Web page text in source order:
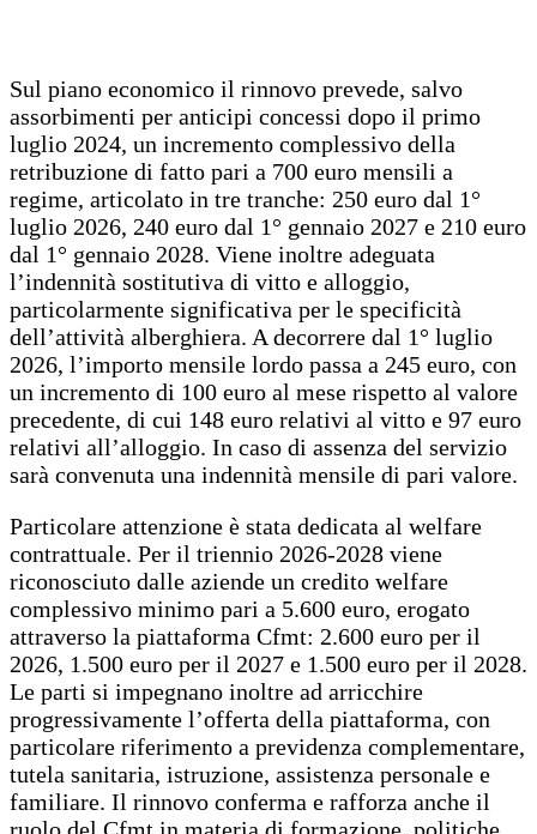
Sul piano economico il rinnovo prevede, salvo
assorbimenti per anticipi concessi dopo il primo
luglio 2024, un incremento complessivo della
retribuzione di fatto pari a 700 euro mensili a
regime, articolato in tre tranche: 250 euro dal 1°
luglio 2026, 240 euro dal 1° gennaio 2027 e 210 euro
dal 1° gennaio 2028. Viene inoltre adeguata
l’indennità sostitutiva di vitto e alloggio,
particolarmente significativa per le specificità
dell’attività alberghiera. A decorrere dal 1° luglio
2026, l’importo mensile lordo passa a 245 euro, con
un incremento di 100 euro al mese rispetto al valore
precedente, di cui 148 euro relativi al vitto e 97 euro
relativi all’alloggio. In caso di assenza del servizio
sarà convenuta una indennità mensile di pari valore.
Particolare attenzione è stata dedicata al welfare
contrattuale. Per il triennio 2026-2028 viene
riconosciuto dalle aziende un credito welfare
complessivo minimo pari a 5.600 euro, erogato
attraverso la piattaforma Cfmt: 2.600 euro per il
2026, 1.500 euro per il 2027 e 1.500 euro per il 2028.
Le parti si impegnano inoltre ad arricchire
progressivamente l’offerta della piattaforma, con
particolare riferimento a previdenza complementare,
tutela sanitaria, istruzione, assistenza personale e
familiare. Il rinnovo conferma e rafforza anche il